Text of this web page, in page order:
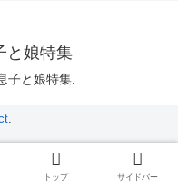
と娘特集
子と娘特集.
トップ サイドバー